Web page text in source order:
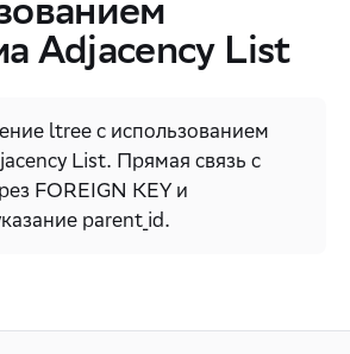
Adjacency List
ltree с использованием
List. Прямая связь с
FOREIGN KEY и
parent_id.